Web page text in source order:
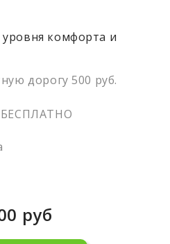
комфорта и
дорогу 500 руб.
БЕСПЛАТНО
руб